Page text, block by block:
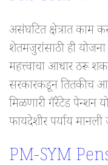
असंघटित क्षेत्रात काम
शेतमजुरांसाठी ही
महत्त्वाचा आधार ठरू
सरकारकडून तितकीच
मिळणारी गॅरेंटेड पेन्शन
फायदेशीर पर्याय मानली
PM-SYM